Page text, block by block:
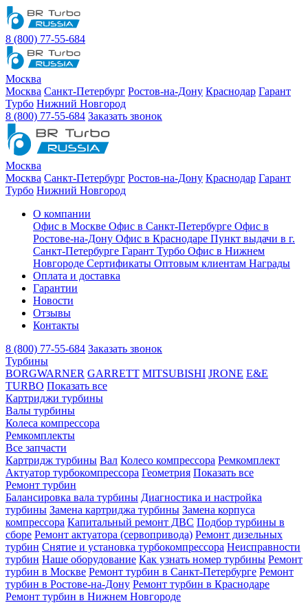
8 (800) 77-55-684
Москва
Москва Санкт-Петербург Ростов-на-Дону Краснодар Гарант
Турбо Нижний Новгород
8 (800) 77-55-684 Заказать звонок
Москва
Москва Санкт-Петербург Ростов-на-Дону Краснодар Гарант
Турбо Нижний Новгород
О компании
Офис в Москве Офис в Санкт-Петербурге Офис в
Ростове-на-Дону Офис в Краснодаре Пункт выдачи в г.
Санкт-Петербурге Гарант Турбо Офис в Нижнем
Новгороде Сертификаты Оптовым клиентам Награды
Оплата и доставка
Гарантии
Новости
Отзывы
Контакты
8 (800) 77-55-684 Заказать звонок
Турбины
BORGWARNER GARRETT MITSUBISHI JRONE E&E
TURBO Показать все
Картриджи турбины
Валы турбины
Колеса компрессора
Ремкомплекты
Все запчасти
Картридж турбины Вал Колесо компрессора Ремкомплект
Актуатор турбокомпрессора Геометрия Показать все
Ремонт турбин
Балансировка вала турбины Диагностика и настройка
турбины Замена картриджа турбины Замена корпуса
компрессора Капитальный ремонт ДВС Подбор турбины в
сборе Ремонт актуатора (сервопривода) Ремонт дизельных
турбин Снятие и установка турбокомпрессора Неисправности
турбин Наше оборудование Как узнать номер турбины Ремонт
турбин в Москве Ремонт турбин в Санкт-Петербурге Ремонт
турбин в Ростове-на-Дону Ремонт турбин в Краснодаре
Ремонт турбин в Нижнем Новгороде